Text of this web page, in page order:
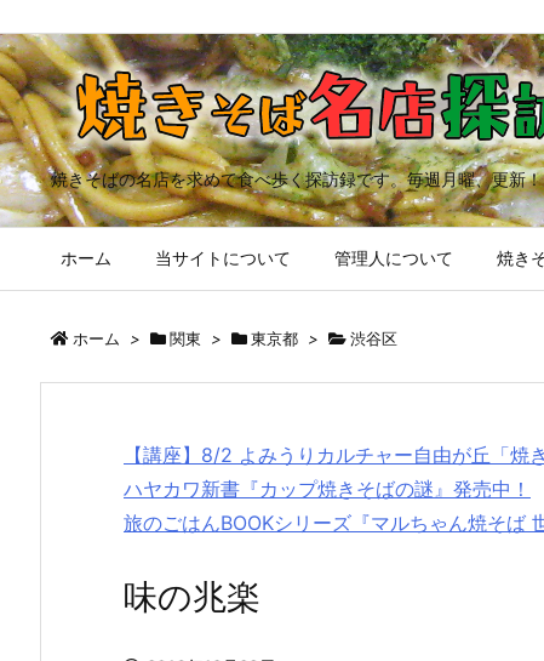
焼きそばの名店を求めて食べ歩く探訪録です。毎週月曜、更新！
ホーム 当サイトについて 管理人について 焼き
ホーム > 関東 > 東京都 > 渋谷区
【講座】8/2 よみうりカルチャー自由が丘「焼
ハヤカワ新書『カップ焼きそばの謎』発売中！
旅のごはんBOOKシリーズ『マルちゃん焼そば
味の兆楽